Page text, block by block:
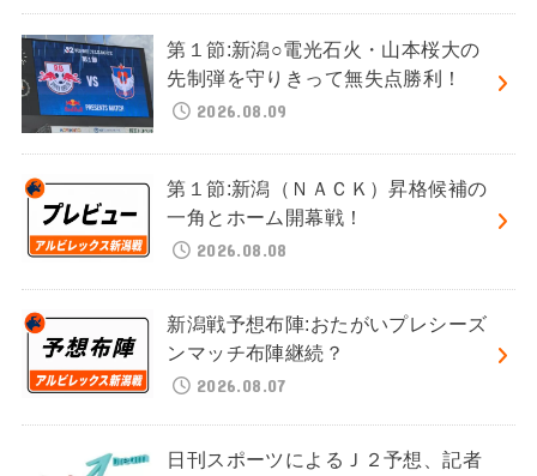
第１節:新潟○電光石火・山本桜大の
先制弾を守りきって無失点勝利！
2026.08.09
第１節:新潟（ＮＡＣＫ）昇格候補の
一角とホーム開幕戦！
2026.08.08
新潟戦予想布陣:おたがいプレシーズ
ンマッチ布陣継続？
2026.08.07
日刊スポーツによるＪ２予想、記者